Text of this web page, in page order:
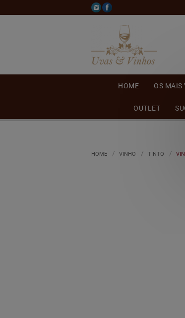
HOME OS MAIS
OUTLET
HOME VINHO TINTO